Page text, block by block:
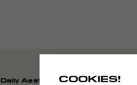
Daily AesthetikzCOOKIES!